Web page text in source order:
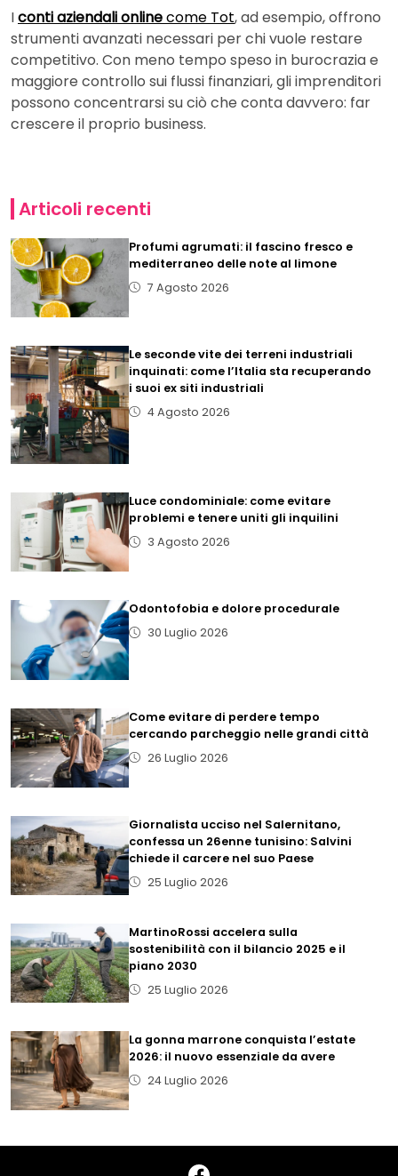
Iconti aziendali onlinecome Tot, ad esempio, offrono
strumenti avanzati necessari per chi vuole restare
competitivo. Con meno tempo speso in burocrazia e
maggiore controllo sui flussi finanziari, gli imprenditori
possono concentrarsi su ciò che conta davvero: far
crescere il proprio business.
Articoli recenti
Profumi agrumati: il fascino fresco e
mediterraneo delle note al limone
7 Agosto 2026
Le seconde vite dei terreni industriali
inquinati: come l’Italia sta recuperando
i suoi ex siti industriali
4 Agosto 2026
Luce condominiale: come evitare
problemi e tenere uniti gli inquilini
3 Agosto 2026
Odontofobia e dolore procedurale
30 Luglio 2026
Come evitare di perdere tempo
cercando parcheggio nelle grandi città
26 Luglio 2026
Giornalista ucciso nel Salernitano,
confessa un 26enne tunisino: Salvini
chiede il carcere nel suo Paese
25 Luglio 2026
MartinoRossi accelera sulla
sostenibilità con il bilancio 2025 e il
piano 2030
25 Luglio 2026
La gonna marrone conquista l’estate
2026: il nuovo essenziale da avere
24 Luglio 2026